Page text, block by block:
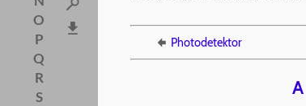
O
P
Q
R
S
Photodetektor
A